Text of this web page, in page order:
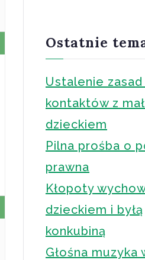
Ostatnie
Ustalenie
kontaktów z
dzieckiem
Pilna prośba o
prawna
Kłopoty
dzieckiem i byłą
konkubiną
Głośna muzyka